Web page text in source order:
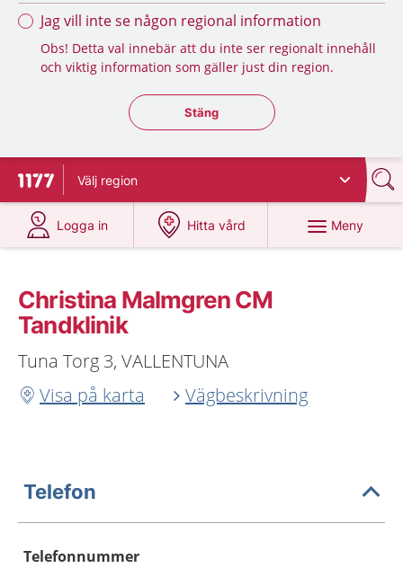
Jag vill inte se någon regional information
Obs! Detta val innebär att du inte ser regionalt innehåll
och viktig information som gäller just din region.
Stäng regionsväljaren
Stäng
Till startsidan för 1177
Välj region
Logga in
på 1177.se
Hitta vård
på 1177.se
Meny
Christina Malmgren CM
Tandklinik
Tuna Torg 3, VALLENTUNA
Visa på karta
Vägbeskrivning
Telefon
Telefonnummer